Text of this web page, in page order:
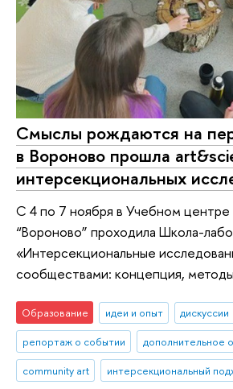
Смыслы рождаются на
в Вороново прошла
интерсекциональных
С 4 по 7 ноября в Учебном
“Вороново” проходила Школа-
«Интерсекциональные
сообществами: концепция,
Образование идеи и опыт дискуссии
репортаж о событии
дополнительное
community art
интерсекциональный